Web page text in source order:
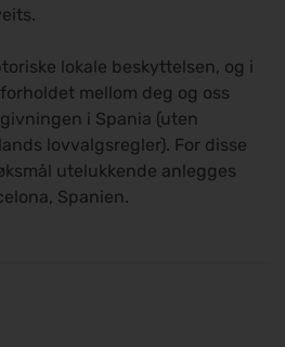
lokale beskyttelsen, og i
mellom deg og oss
i Spania (uten
lovvalgsregler). For disse
utelukkende anlegges
Spanien.